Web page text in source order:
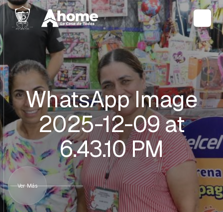
WhatsApp Image
2025-12-09 at
6.43.10 PM
Ver Más